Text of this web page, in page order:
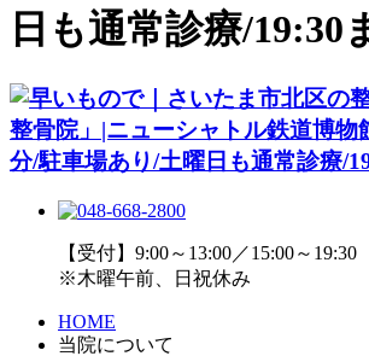
日も通常診療/19:30
【受付】9:00～13:00／15:00～19:30
※木曜午前、日祝休み
HOME
当院について